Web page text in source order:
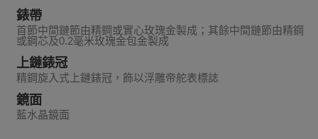
錶帶
首節中間鏈節由精鋼或實心玫瑰金製成；其餘中間鏈節由精鋼
或鋼芯及0.2毫米玫瑰金包金製成
上鏈錶冠
精鋼旋入式上鏈錶冠，飾以浮雕帝舵表標誌
鏡面
藍水晶鏡面